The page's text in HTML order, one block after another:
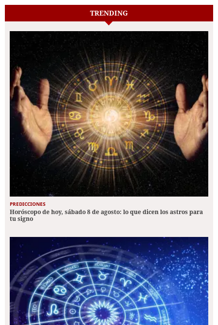
TRENDING
PREDICCIONES
Horóscopo de hoy, sábado 8 de agosto: lo que dicen los astros para
tu signo